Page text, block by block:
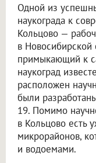
Одной из
наукограда к
Кольцово —
в Новосибирской
примыкающий к
наукоград
расположен
были
19. Помимо
в Кольцово есть
микрорайонов,
и водоемами.